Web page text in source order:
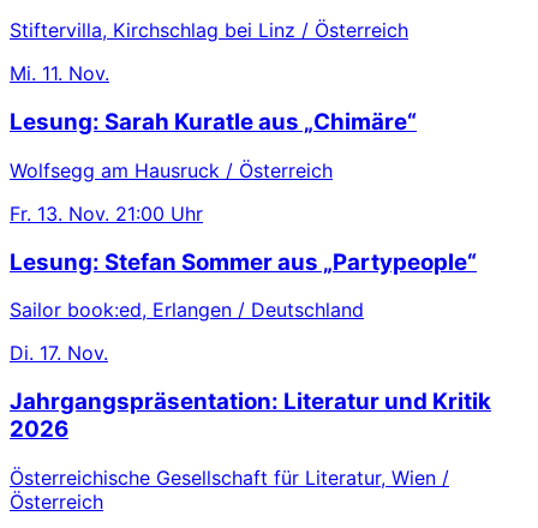
Stiftervilla, Kirchschlag bei Linz / Österreich
Mi. 11. Nov.
Lesung: Sarah Kuratle aus „Chimäre“
Wolfsegg am Hausruck / Österreich
Fr. 13. Nov. 21:00 Uhr
Lesung: Stefan Sommer aus „Partypeople“
Sailor book:ed, Erlangen / Deutschland
Di. 17. Nov.
Jahrgangspräsentation: Literatur und Kritik
2026
Österreichische Gesellschaft für Literatur, Wien /
Österreich